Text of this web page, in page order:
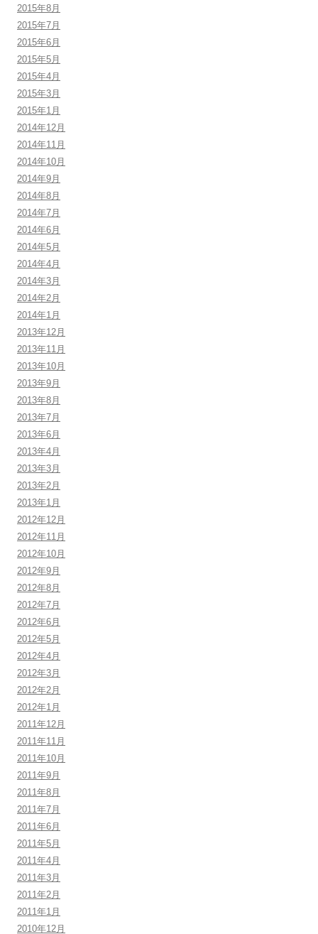
2015年8月
2015年7月
2015年6月
2015年5月
2015年4月
2015年3月
2015年1月
2014年12月
2014年11月
2014年10月
2014年9月
2014年8月
2014年7月
2014年6月
2014年5月
2014年4月
2014年3月
2014年2月
2014年1月
2013年12月
2013年11月
2013年10月
2013年9月
2013年8月
2013年7月
2013年6月
2013年4月
2013年3月
2013年2月
2013年1月
2012年12月
2012年11月
2012年10月
2012年9月
2012年8月
2012年7月
2012年6月
2012年5月
2012年4月
2012年3月
2012年2月
2012年1月
2011年12月
2011年11月
2011年10月
2011年9月
2011年8月
2011年7月
2011年6月
2011年5月
2011年4月
2011年3月
2011年2月
2011年1月
2010年12月